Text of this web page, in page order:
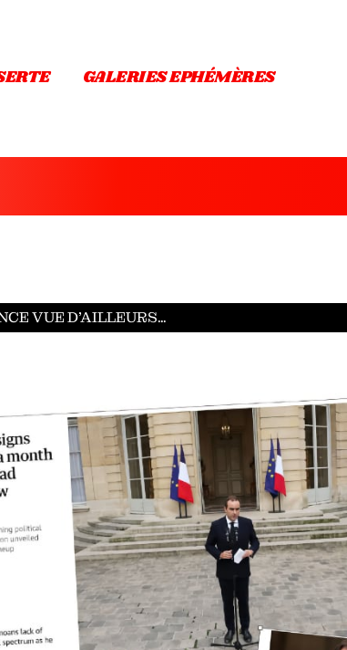
GALERIES EPHÉMÈRES
VUE D’AILLEURS…